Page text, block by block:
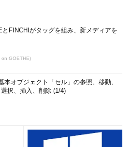
とFINCHIがタッグを組み、新メディアを
on GOETHE)
本オブジェクト「セル」の参照、移動、
選択、挿入、削除 (1/4)